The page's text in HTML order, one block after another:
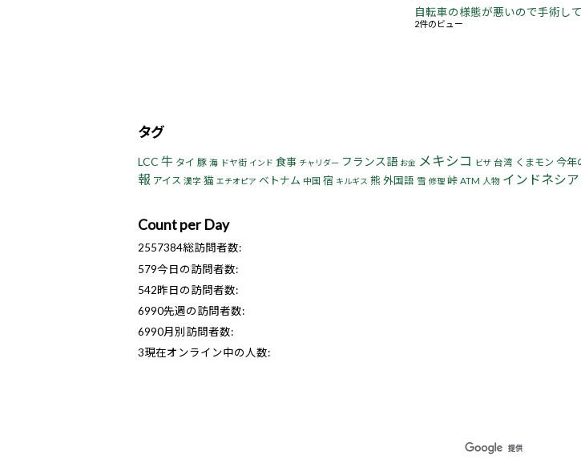
自転車の様態が悪いので手術し
2件のビュー
タグ
LCC 牛 タイ 豚 海 ドヤ街 インド 食事 チャリダー フランス語 お金 メキシコ ビザ 台湾 くまモン 今年
報 アイス 漢字 猫 エチオピア ベトナム 中国 宿 キルギス 熊 外国語 雪 修理 峠 ATM 人物 インドネシア
Count per Day
2557384総訪問者数:
579今日の訪問者数:
542昨日の訪問者数:
6990先週の訪問者数:
6990月別訪問者数:
3現在オンライン中の人数: